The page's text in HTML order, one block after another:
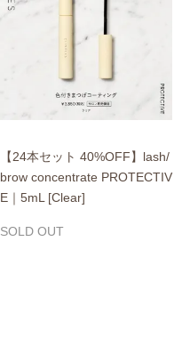
【24本セット 40%OFF】lash/
brow concentrate PROTECTIV
E｜5mL [Clear]
SOLD OUT